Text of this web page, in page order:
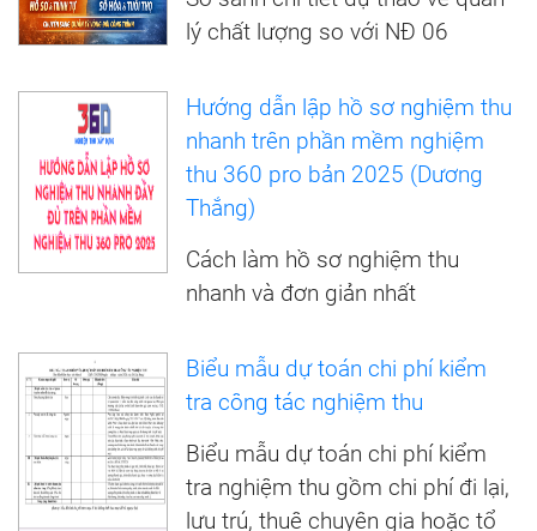
lý chất lượng so với NĐ 06
Hướng dẫn lập hồ sơ nghiệm thu
nhanh trên phần mềm nghiệm
thu 360 pro bản 2025 (Dương
Thắng)
Cách làm hồ sơ nghiệm thu
nhanh và đơn giản nhất
Biểu mẫu dự toán chi phí kiểm
tra công tác nghiệm thu
Biểu mẫu dự toán chi phí kiểm
tra nghiệm thu gồm chi phí đi lại,
lưu trú, thuê chuyên gia hoặc tổ